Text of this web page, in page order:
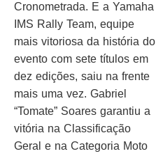
Cronometrada. E a Yamaha
IMS Rally Team, equipe
mais vitoriosa da história do
evento com sete títulos em
dez edições, saiu na frente
mais uma vez. Gabriel
“Tomate” Soares garantiu a
vitória na Classificação
Geral e na Categoria Moto